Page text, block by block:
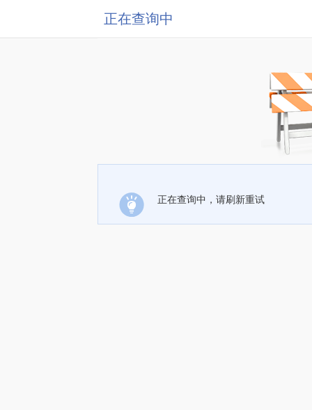
正在查询中
正在查询中，请刷新重试